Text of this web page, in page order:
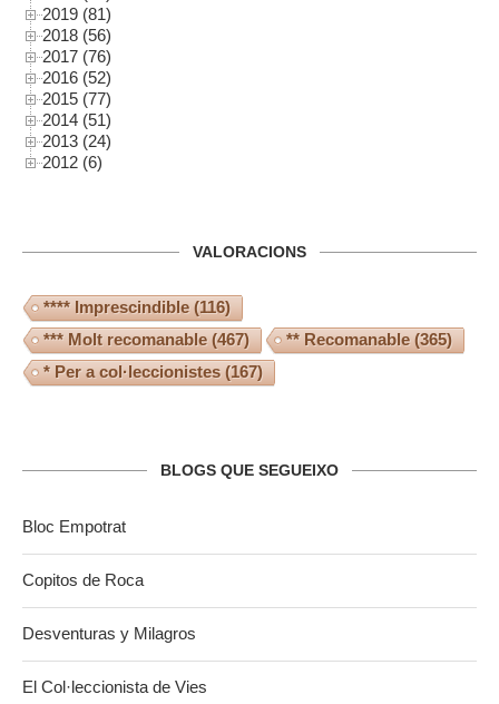
2019 (81)
2018 (56)
2017 (76)
2016 (52)
2015 (77)
2014 (51)
2013 (24)
2012 (6)
VALORACIONS
**** Imprescindible(116)
*** Molt recomanable(467) ** Recomanable(365)
* Per a col·leccionistes (167)
BLOGS QUE SEGUEIXO
Bloc Empotrat
Copitos de Roca
Desventuras y Milagros
El Col·leccionista de Vies